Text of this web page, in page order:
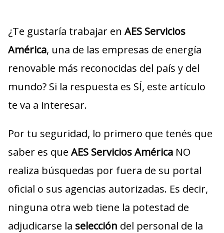
¿Te gustaría trabajar en AES Servicios
América, una de las empresas de energía
renovable más reconocidas del país y del
mundo? Si la respuesta es SÍ, este artículo
te va a interesar.
Por tu seguridad, lo primero que tenés que
saber es que AES Servicios América NO
realiza búsquedas por fuera de su portal
oficial o sus agencias autorizadas. Es decir,
ninguna otra web tiene la potestad de
adjudicarse la selección del personal de la